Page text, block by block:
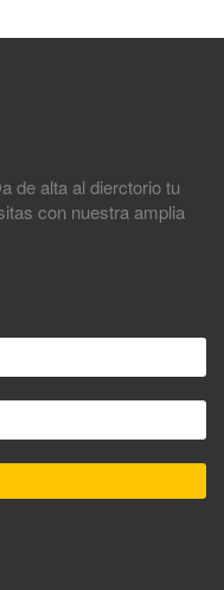
de alta al dierctorio tu
con nuestra amplia